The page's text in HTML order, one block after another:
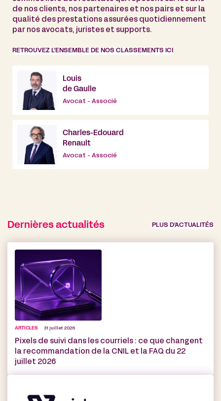
de nos clients, nos partenaires et nos pairs et sur la
qualité des prestations assurées quotidiennement
par nos avocats, juristes et supports.
RETROUVEZ L’ENSEMBLE DE NOS CLASSEMENTS ICI
Louis
de Gaulle
Avocat - Associé
Charles-Edouard
Renault
Avocat - Associé
Dernières actualités PLUS D’ACTUALITÉS
ARTICLES 31 juillet 2026
Pixels de suivi dans les courriels : ce que changent
la recommandation de la CNIL et la FAQ du 22
juillet 2026